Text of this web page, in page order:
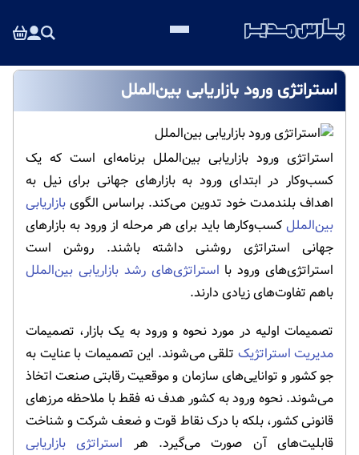
استراتژی ورود بازاریابی بین‌الملل
استراتژی ورود بازاریابی بین‌الملل برنامه‌ای است که یک
کسب‌وکار در ابتدای ورود به بازارهای جهانی برای نیل به
اهداف بلندمدت خود تدوین می‌کند. براساس الگوی بازاریابی
بین‌الملل کسب‌وکارها باید برای هر مرحله از ورود به بازارهای
جهانی استراتژی روشنی داشته باشند. روشن است
استراتژی‌های ورود با استراتژی‌های رشد بازاریابی بین‌الملل
باهم تفاوت‌های زیادی دارند.
تصمیمات اولیه در مورد نحوه و ورود به یک بازار، تصمیمات
مدیریت استراتژیک تلقی می‌شوند. این تصمیمات با عنایت به
جو کشور و توانایی‌های سازمان و موقعیت رقابتی صنعت اتخاذ
می‌شوند. نحوه ورود به کشور هدف نه فقط با ملاحظه مرزهای
قانونی کشور، بلکه با درک نقاط قوت و ضعف شرکت و شناخت
قابلیت‌های آن صورت می‌گیرد. هر استراتژی بازاریابی